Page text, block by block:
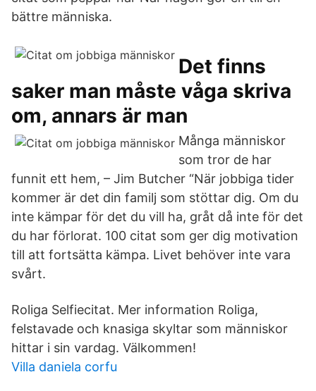
bättre människa.
Det finns
saker man måste våga skriva
om, annars är man
Många människor
som tror de har
funnit ett hem, – Jim Butcher “När jobbiga tider
kommer är det din familj som stöttar dig. Om du
inte kämpar för det du vill ha, gråt då inte för det
du har förlorat. 100 citat som ger dig motivation
till att fortsätta kämpa. Livet behöver inte vara
svårt.
Roliga Selfiecitat. Mer information Roliga,
felstavade och knasiga skyltar som människor
hittar i sin vardag. Välkommen!
Villa daniela corfu